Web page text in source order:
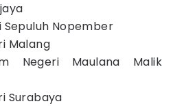
Nopember
Malang
Negeri Maulana Malik
Surabaya